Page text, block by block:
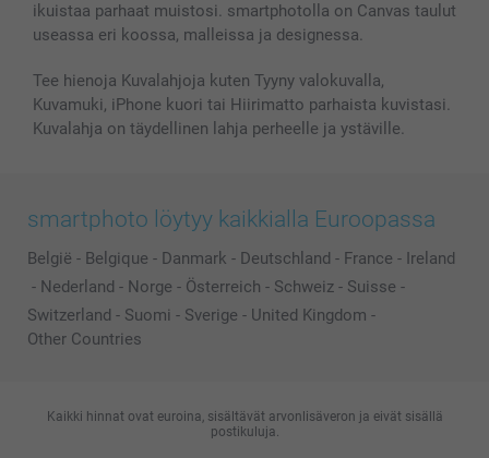
Lahjakortti
Kaikki kuvatuotteet
ikuistaa parhaat muistosi. smartphotolla on Canvas taulut
useassa eri koossa, malleissa ja designessa.
Tee hienoja Kuvalahjoja kuten Tyyny valokuvalla,
Kuvamuki, iPhone kuori tai Hiirimatto parhaista kuvistasi.
Kuvalahja on täydellinen lahja perheelle ja ystäville.
smartphoto löytyy kaikkialla Euroopassa
België - Belgique - Danmark - Deutschland - France - Ireland
- Nederland - Norge - Österreich - Schweiz - Suisse -
Switzerland - Suomi - Sverige - United Kingdom -
Other Countries
Kaikki hinnat ovat euroina, sisältävät arvonlisäveron ja eivät sisällä
postikuluja.